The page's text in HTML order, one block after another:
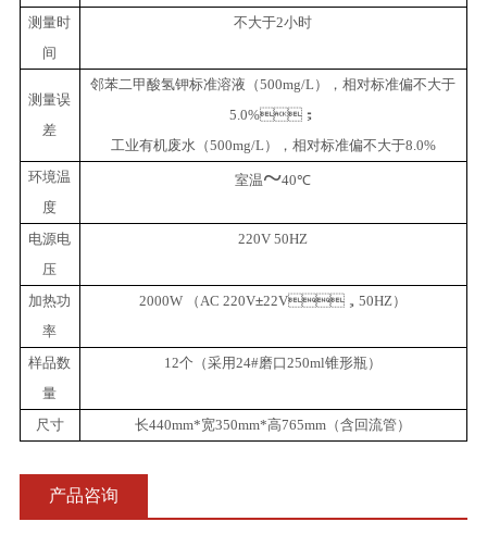
测量时
间
不大于2小时
测量误
差
邻苯二甲酸氢钾标准溶液（500mg/L ），相对标准偏不大于
5.0%；
工业有机废水（500mg/L ），相对标准偏不大于8.0%
环境温
度
室温~40℃
电源电
压
220V 50HZ
加热功
率
2000W （AC 220V±22V，50HZ）
样品数
量
12个（采用24#磨口250ml锥形瓶）
尺寸 长440mm*宽350mm*高765mm （含回流管）
产品咨询